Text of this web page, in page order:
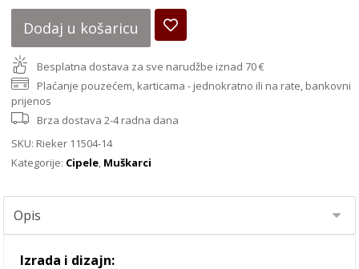
Dodaj u košaricu
Besplatna dostava za sve narudžbe iznad 70 €
Plaćanje pouzećem, karticama - jednokratno ili na rate, bankovni
prijenos
Brza dostava 2-4 radna dana
SKU: Rieker 11504-14
Kategorije: Cipele, Muškarci
Izrada i dizajn: